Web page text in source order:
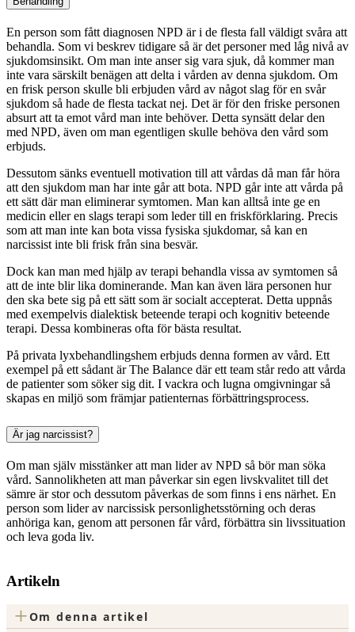
En person som fått diagnosen NPD är i de flesta fall väldigt svåra att
behandla. Som vi beskrev tidigare så är det personer med låg nivå av
sjukdomsinsikt. Om man inte anser sig vara sjuk, då kommer man
inte vara särskilt benägen att delta i vården av denna sjukdom. Om
en frisk person skulle bli erbjuden vård av något slag för en svår
sjukdom så hade de flesta tackat nej. Det är för den friske personen
absurt att ta emot vård man inte behöver. Detta synsätt delar den
med NPD, även om man egentligen skulle behöva den vård som
erbjuds.
Dessutom sänks eventuell motivation till att vårdas då man får höra
att den sjukdom man har inte går att bota. NPD går inte att vårda på
ett sätt där man eliminerar symtomen. Man kan alltså inte ge en
medicin eller en slags terapi som leder till en friskförklaring. Precis
som att man inte kan bota vissa fysiska sjukdomar, så kan en
narcissist inte bli frisk från sina besvär.
Dock kan man med hjälp av terapi behandla vissa av symtomen så
att de inte blir lika dominerande. Man kan även lära personen hur
den ska bete sig på ett sätt som är socialt accepterat. Detta uppnås
med exempelvis dialektisk beteende terapi och kognitiv beteende
terapi. Dessa kombineras ofta för bästa resultat.
På privata lyxbehandlingshem erbjuds denna formen av vård. Ett
exempel på ett sådant är The Balance där ett team står redo att vårda
de patienter som söker sig dit. I vackra och lugna omgivningar så
skapas en miljö som främjar patienternas förbättringsprocess.
Är jag narcissist?
Om man själv misstänker att man lider av NPD så bör man söka
vård. Sannolikheten att man påverkar sin egen livskvalitet till det
sämre är stor och dessutom påverkas de som finns i ens närhet. En
person som lider av narcissisk personlighetsstörning och deras
anhöriga kan, genom att personen får vård, förbättra sin livssituation
och leva goda liv.
Artikeln
+Om denna artikel